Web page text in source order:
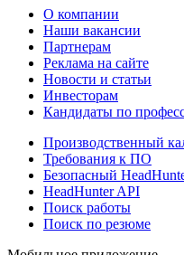
О компании
Наши вакансии
Партнерам
Реклама на сайте
Новости и статьи
Инвесторам
Кандидаты по
Производственный
Требования к ПО
Безопасный
HeadHunter API
Поиск работы
Поиск по резюме